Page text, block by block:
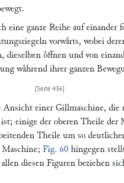
eine ganze Reihe auf einander
vorwaͤrts, wobei
dieselben oͤffnen und von
waͤhrend ihrer ganzen
Ansicht einer Gillmaschine, die
einige der oberen Theile der
Theile um so
Maschine; Fig. 60 hingegen
diesen Figuren beziehen